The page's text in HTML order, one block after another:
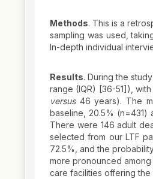
Methods. This is a
sampling was used,
In-depth individual
Results. During the
range (IQR) [36-51]),
versus46 years). The
baseline, 20.5%
There were 146 adult
selected from our LTF
72.5%, and the
more pronounced
care facilities offering